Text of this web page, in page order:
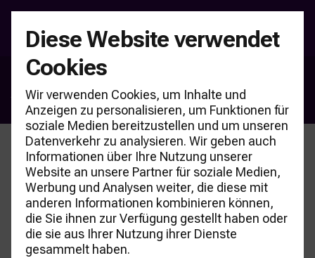
Diese Website verwendet
Cookies
Wir verwenden Cookies, um Inhalte und
Anzeigen zu personalisieren, um Funktionen für
soziale Medien bereitzustellen und um unseren
Datenverkehr zu analysieren. Wir geben auch
Informationen über Ihre Nutzung unserer
Website an unsere Partner für soziale Medien,
Werbung und Analysen weiter, die diese mit
anderen Informationen kombinieren können,
die Sie ihnen zur Verfügung gestellt haben oder
die sie aus Ihrer Nutzung ihrer Dienste
gesammelt haben.
Autowerbung